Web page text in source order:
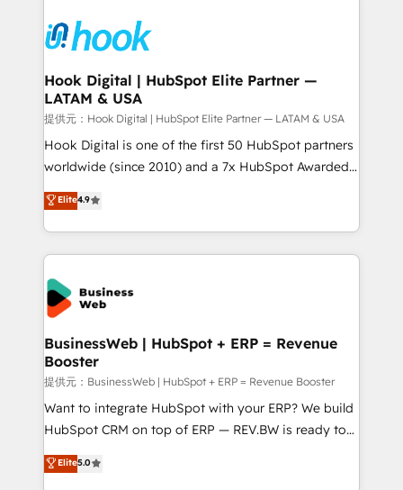
Data & Content 📈 Sales & Marketing Alignment +
Revenue Team Enablement 🤖 Breeze AI & Custom
Agent Creation 🔄 Custom Integrations & Data
Migration Why 1406 We become part of your team.
Your team learns while we build. We fix what others
broke. Built for mid-market reality—practical
solutions that work with your actual headcount and
HubSpot partners 🔄 Top 5% globally in client
retention 📅 10+ years of consistent results Who We
beyond spreadsheets into unified systems that
drive real business results.
Hook Digital | HubSpot Elite Partner —
LATAM & USA
提供元：Hook Digital | HubSpot Elite Partner — LATAM & USA
Hook Digital is one of the first 50 HubSpot partners
worldwide (since 2010) and a 7x HubSpot Awarded
Elite Partner. With 500+ projects across the U.S.,
Brazil, and LATAM, we combine global expertise with
regional experience. Today, we are Brazil’s largest
HubSpot Elite Partner—trusted by companies across
the Americas to scale smarter. ⚙️ CRM
Implementation & Migration Onboarding across all
Hubs, plus migrations from Salesforce, Pipedrive, RD
Station, Freshdesk, Intercom, and more. Custom
objects, automations, and integrations built for
growth. 🚀 AI-Driven GTM Orchestration Unify
HubSpot with LinkedIn, WhatsApp, email, paid
media, and AI voice to drive pipeline. 🤖 AI Custom
prospecting, follow-ups, service triage, and
Elite4.9
BusinessWeb | HubSpot + ERP = Revenue
Booster
提供元：BusinessWeb | HubSpot + ERP = Revenue Booster
Want to integrate HubSpot with your ERP? We build
HubSpot CRM on top of ERP — REV.BW is ready to
use business model that you can for fast CRM start
in your organization. It's not brands that solve
Elite5.0